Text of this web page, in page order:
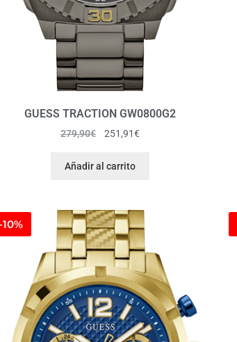
GUESS TRACTION GW0800G2
279,90€ 251,91€
Añadir al carrito